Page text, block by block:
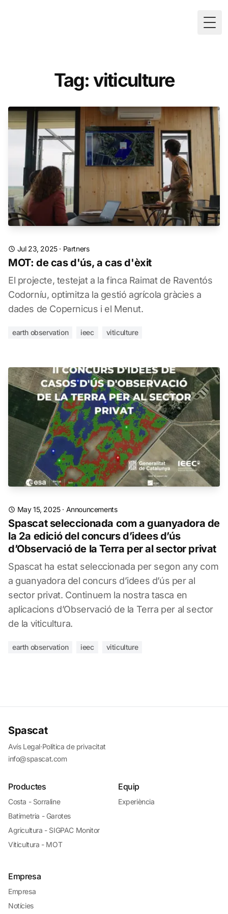
Tag: viticulture
Jul 23, 2025· Partners
MOT: de cas d'ús, a cas d'èxit
El projecte, testejat a la finca Raimat de Raventós
Codorníu, optimitza la gestió agrícola gràcies a
dades de Copernicus i el Menut.
earth observation ieec viticulture
May 15, 2025· Announcements
Spascat seleccionada com a guanyadora de
la 2a edició del concurs d’idees d’ús
d’Observació de la Terra per al sector privat
Spascat ha estat seleccionada per segon any com
a guanyadora del concurs d’idees d’ús per al
sector privat. Continuem la nostra tasca en
aplicacions d’Observació de la Terra per al sector
de la viticultura.
earth observation ieec viticulture
Spascat
Avís Legal·Política de privacitat
info@spascat.com
Productes
Costa - Sorraline
Batimetria - Garotes
Agricultura - SIGPAC Monitor
Viticultura - MOT
Equip
Experiència
Empresa
Empresa
Notícies